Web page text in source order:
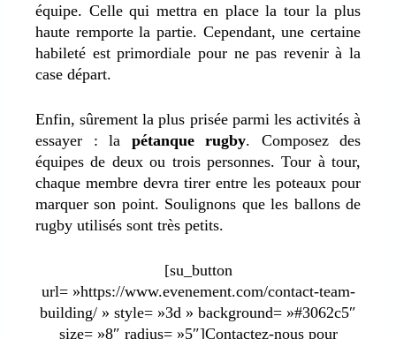
équipe. Celle qui mettra en place la tour la plus
haute remporte la partie. Cependant, une certaine
habileté est primordiale pour ne pas revenir à la
case départ.
Enfin, sûrement la plus prisée parmi les activités à
essayer : la pétanque rugby. Composez des
équipes de deux ou trois personnes. Tour à tour,
chaque membre devra tirer entre les poteaux pour
marquer son point. Soulignons que les ballons de
rugby utilisés sont très petits.
[su_button
url= »https://www.evenement.com/contact-team-
building/ » style= »3d » background= »#3062c5″
size= »8″ radius= »5″]Contactez-nous pour